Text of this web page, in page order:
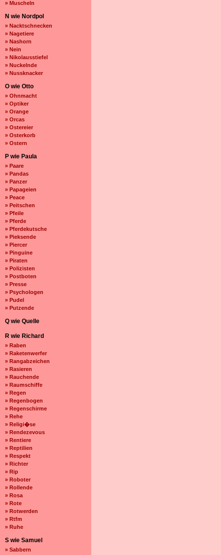
» Muscheln
N wie Nordpol
» Nacktschnecken
» Nagetiere
» Nashorn
» Nein
» Nikolausstiefel
» Nuckelnde
» Nussknacker
O wie Otto
» Ohnmacht
» Optiker
» Orange
» Orcas
» Ostereier
» Osterkorb
» Ostern
P wie Paula
» Paare
» Pandas
» Panzer
» Papageien
» Peace
» Peitschen
» Pfeile
» Pferde
» Pferdekutsche
» Pieksende
» Piercer
» Pinguine
» Piraten
» Polizisten
» Postboten
» Presse
» Psychologen
» Pudel
» Putzende
Q wie Quelle
R wie Richard
» Raben
» Raketenwerfer
» Rangabzeichen
» Rasieren
» Rauchende
» Raumschiffe
» Regen
» Regenbogen
» Regenschirme
» Rehe
» Religi�se
» Rendezevous
» Rentiere
» Reptilien
» Respekt
» Richter
» Rip
» Roboter
» Rollende
» Rosa
» Rote
» Rotwerden
» Rtfm
» Ruhe
S wie Samuel
» Sabbern